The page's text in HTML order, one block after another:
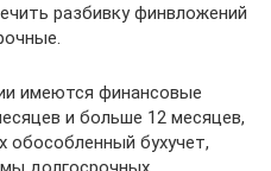
разбивку финвложений
имеются финансовые
и больше 12 месяцев,
обособленный бухучет,